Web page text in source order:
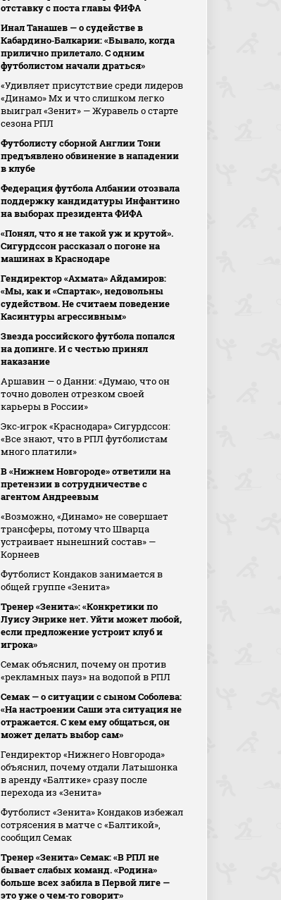
отставку с поста главы ФИФА
Инал Танашев — о судействе в
Кабардино‑Балкарии: «Бывало, когда
прилично прилетало. С одним
футболистом начали драться»
«Удивляет присутствие среди лидеров
«Динамо» Мх и что слишком легко
выиграл «Зенит» — Журавель о старте
сезона РПЛ
Футболисту сборной Англии Тони
предъявлено обвинение в нападении
в клубе
Федерация футбола Албании отозвала
поддержку кандидатуры Инфантино
на выборах президента ФИФА
«Понял, что я не такой уж и крутой».
Сигурдссон рассказал о погоне на
машинах в Краснодаре
Гендиректор «Ахмата» Айдамиров:
«Мы, как и «Спартак», недовольны
судейством. Не считаем поведение
Касинтуры агрессивным»
Звезда российского футбола попался
на допинге. И с честью принял
наказание
Аршавин — о Данни: «Думаю, что он
точно доволен отрезком своей
карьеры в России»
Экс‑игрок «Краснодара» Сигурдссон:
«Все знают, что в РПЛ футболистам
много платили»
В «Нижнем Новгороде» ответили на
претензии в сотрудничестве с
агентом Андреевым
«Возможно, «Динамо» не совершает
трансферы, потому что Шварца
устраивает нынешний состав» —
Корнеев
Футболист Кондаков занимается в
общей группе «Зенита»
Тренер «Зенита»: «Конкретики по
Луису Энрике нет. Уйти может любой,
если предложение устроит клуб и
игрока»
Семак объяснил, почему он против
«рекламных пауз» на водопой в РПЛ
Семак — о ситуации с сыном Соболева:
«На настроении Саши эта ситуация не
отражается. С кем ему общаться, он
может делать выбор сам»
Гендиректор «Нижнего Новгорода»
объяснил, почему отдали Латышонка
в аренду «Балтике» сразу после
перехода из «Зенита»
Футболист «Зенита» Кондаков избежал
сотрясения в матче с «Балтикой»,
сообщил Семак
Тренер «Зенита» Семак: «В РПЛ не
бывает слабых команд. «Родина»
больше всех забила в Первой лиге —
это уже о чем‑то говорит»